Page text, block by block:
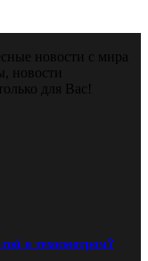
новости с мира
новости
для Вас!
и техосмотром?